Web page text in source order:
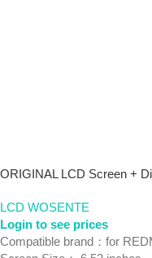
ORIGINAL LCD Screen +
LCD WOSENTE
Login to see prices
Compatible brand：for